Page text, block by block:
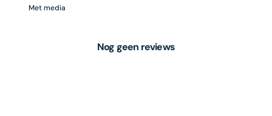
Met media
Nog geen reviews